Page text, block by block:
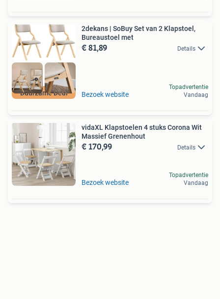
Duurzame Deal
2dekans | SoBuy Set van 2 Klapstoel,
Bureaustoel met
€ 81,89 Details
Bezoek website
Topadvertentie
Vandaag
vidaXL Klapstoelen 4 stuks Corona Wit
Massief Grenenhout
€ 170,99 Details
Bezoek website
Topadvertentie
Vandaag